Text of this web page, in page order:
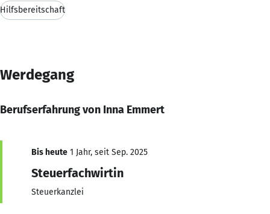
Hilfsbereitschaft
Werdegang
Berufserfahrung von Inna Emmert
Bis heute 1 Jahr, seit Sep. 2025
Steuerfachwirtin
Steuerkanzlei